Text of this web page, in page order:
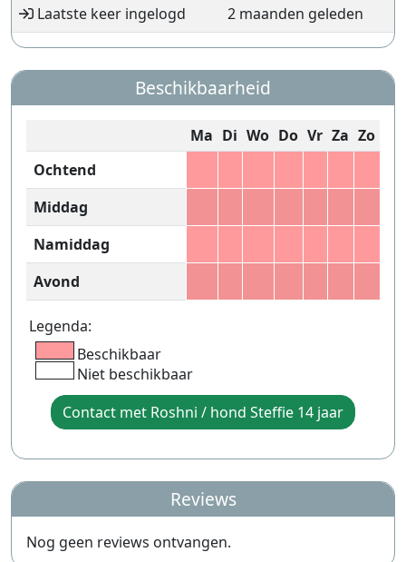
Laatste keer ingelogd
2 maanden geleden
Beschikbaarheid
Ma Di Wo Do Vr Za Zo
Ochtend
Middag
Namiddag
Avond
Legenda:
Beschikbaar
Niet beschikbaar
Contact met Roshni / hond Steffie 14 jaar
Reviews
Nog geen reviews ontvangen.